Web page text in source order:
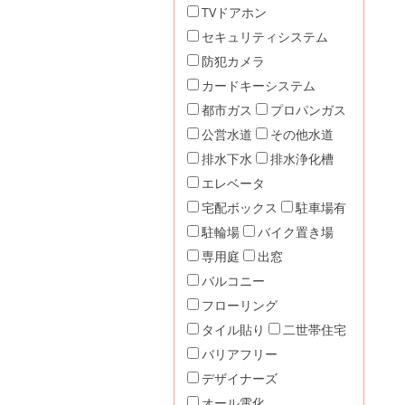
TVドアホン
セキュリティシステム
防犯カメラ
カードキーシステム
都市ガス
プロパンガス
公営水道
その他水道
排水下水
排水浄化槽
エレベータ
宅配ボックス
駐車場有
駐輪場
バイク置き場
専用庭
出窓
バルコニー
フローリング
タイル貼り
二世帯住宅
バリアフリー
デザイナーズ